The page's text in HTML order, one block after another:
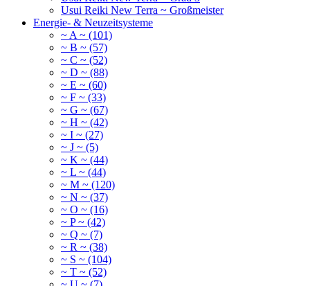
Usui Reiki New Terra ~ Großmeister
Energie- & Neuzeitsysteme
~ A ~ (101)
~ B ~ (57)
~ C ~ (52)
~ D ~ (88)
~ E ~ (60)
~ F ~ (33)
~ G ~ (67)
~ H ~ (42)
~ I ~ (27)
~ J ~ (5)
~ K ~ (44)
~ L ~ (44)
~ M ~ (120)
~ N ~ (37)
~ O ~ (16)
~ P ~ (42)
~ Q ~ (7)
~ R ~ (38)
~ S ~ (104)
~ T ~ (52)